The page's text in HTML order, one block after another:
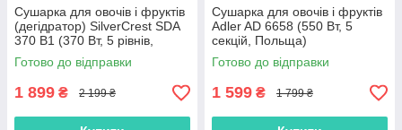
Сушарка для овочів і фруктів
(дегідратор) SilverCrest SDA
370 B1 (370 Вт, 5 рівнів,
таймер 48 год, дисплей,
Німеччина)
Готово до відправки
1 899 ₴ 2 199 ₴
Сушарка для овочів і фруктів
Adler AD 6658 (550 Вт, 5
секцій, Польща)
Готово до відправки
1 599 ₴ 1 799 ₴